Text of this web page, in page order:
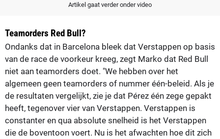
Artikel gaat verder onder video
Teamorders Red Bull?
Ondanks dat in Barcelona bleek dat Verstappen op basis
van de race de voorkeur kreeg, zegt Marko dat Red Bull
niet aan teamorders doet. "We hebben over het
algemeen geen teamorders of nummer één-beleid. Als je
de resultaten vergelijkt, zie je dat Pérez één zege gepakt
heeft, tegenover vier van Verstappen. Verstappen is
constanter en qua absolute snelheid is het Verstappen
die de boventoon voert. Nu is het afwachten hoe dit zich